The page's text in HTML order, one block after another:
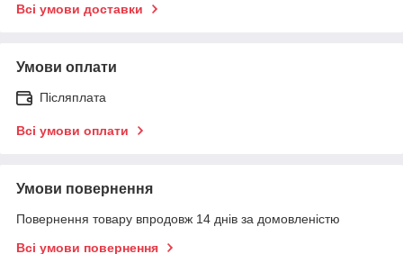
Всі умови доставки
Умови оплати
Післяплата
Всі умови оплати
Умови повернення
Повернення товару впродовж 14 днів за домовленістю
Всі умови повернення